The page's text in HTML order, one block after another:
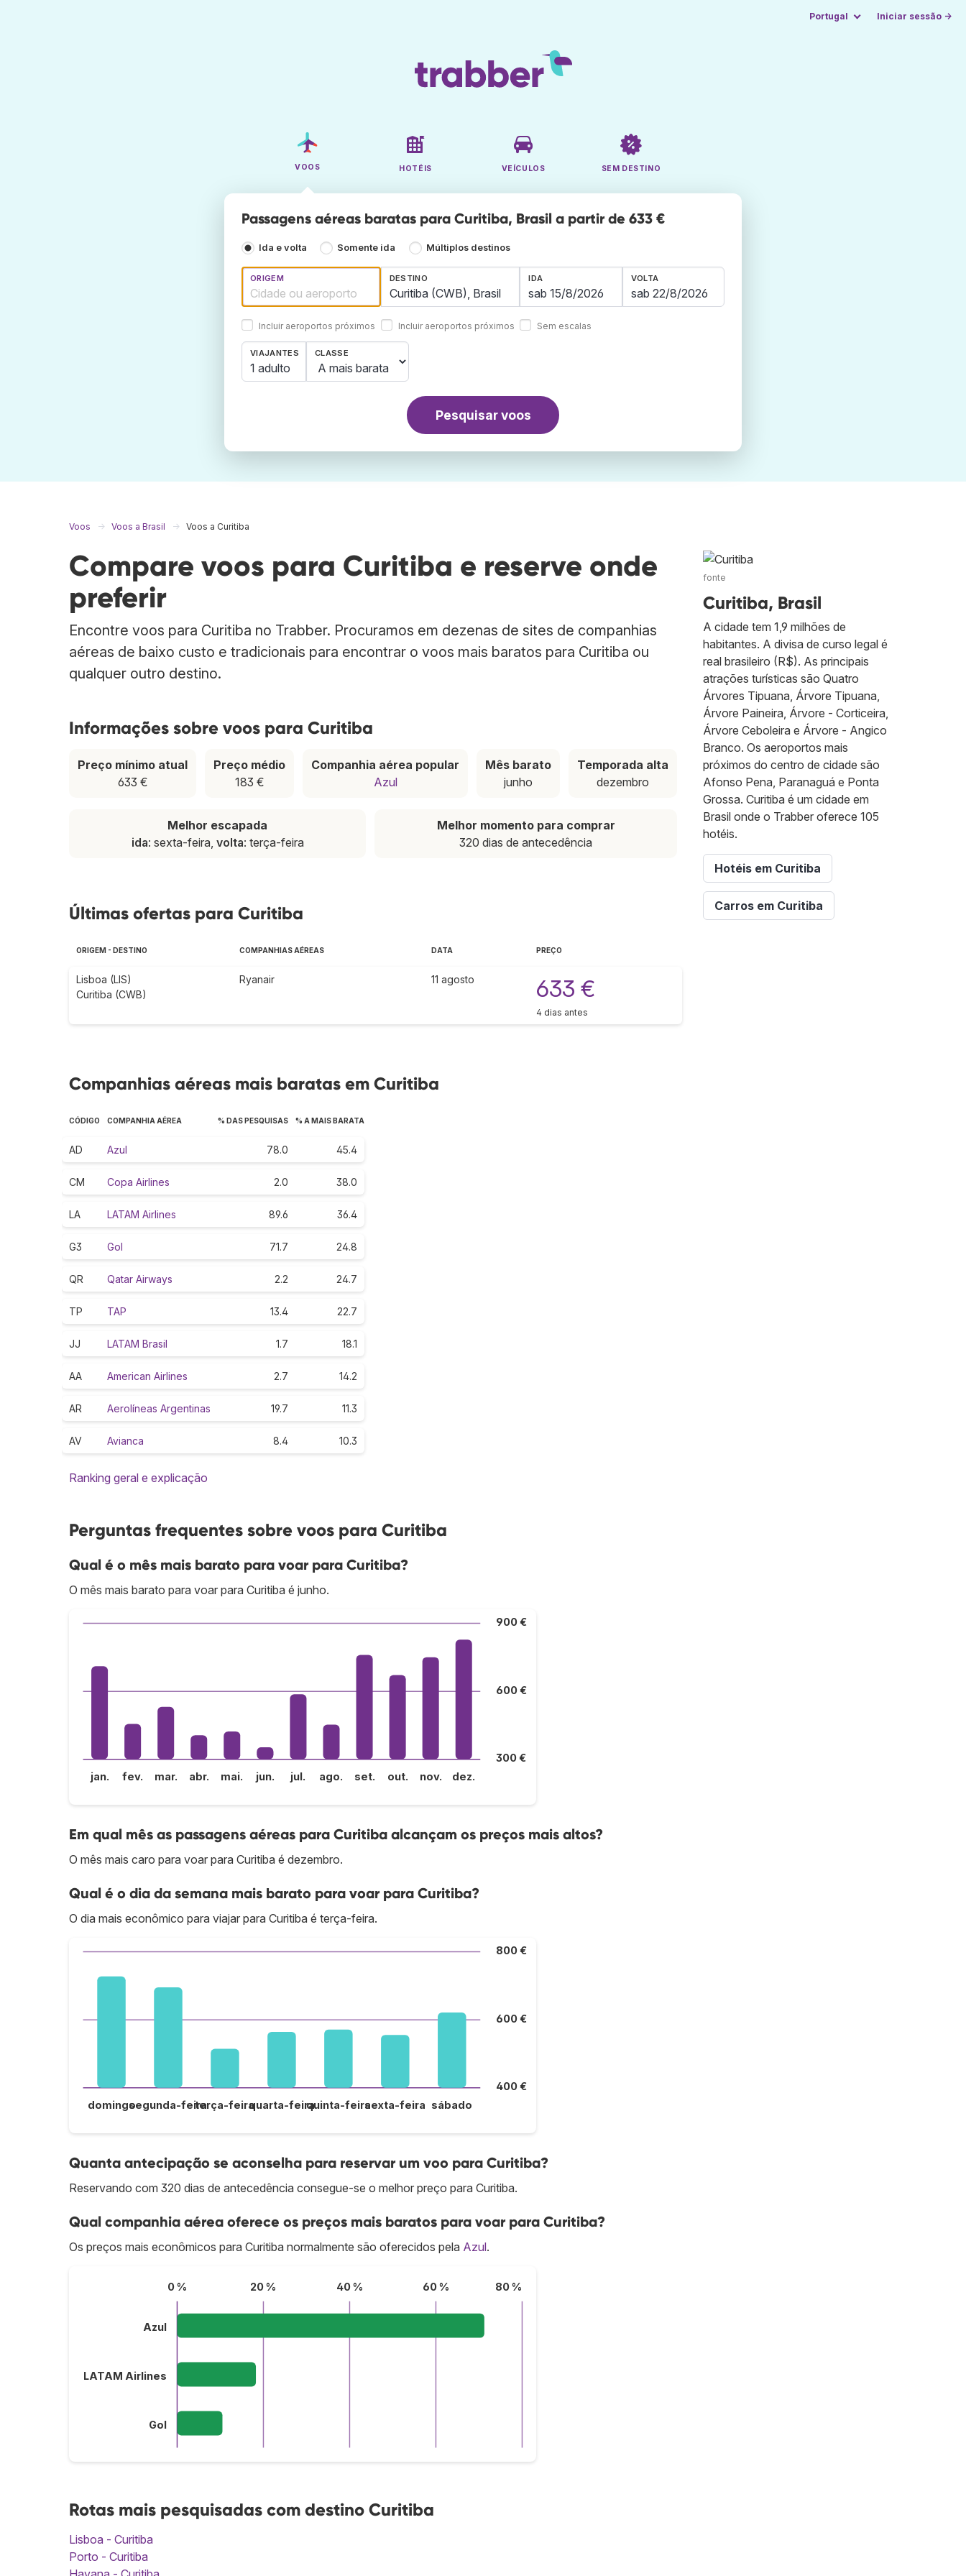
Portugal Iniciar sessão →
VOOS HOTÉIS VEÍCULOS SEM DESTINO
Passagens aéreas baratas para Curitiba, Brasil a partir de 633 €
Ida e volta Somente ida Múltiplos destinos
ORIGEM
Incluir aeroportos próximos
DESTINO
Incluir aeroportos próximos
IDA VOLTA
Sem escalas
VIAJANTES
1 adulto
CLASSE
Pesquisar voos
Voos Voos a Brasil Voos a Curitiba
Compare voos para Curitiba e reserve onde
preferir
Encontre voos para Curitiba no Trabber. Procuramos em dezenas de sites de companhias
aéreas de baixo custo e tradicionais para encontrar o voos mais baratos para Curitiba ou
qualquer outro destino.
Informações sobre voos para Curitiba
Preço mínimo atual
633 €
Preço médio
183 €
Companhia aérea popular
Azul
Mês barato
junho
Temporada alta
dezembro
Melhor escapada
ida: sexta-feira, volta: terça-feira
Melhor momento para comprar
320 dias de antecedência
Últimas ofertas para Curitiba
ORIGEM - DESTINO COMPANHIAS AÉREAS DATA PREÇO
Lisboa (LIS)
Curitiba (CWB)
Ryanair 11 agosto 633 €
4 dias antes
Companhias aéreas mais baratas em Curitiba
CÓDIGO COMPANHIA AÉREA % DAS PESQUISAS % A MAIS BARATA
AD Azul 78.0 45.4
CM Copa Airlines 2.0 38.0
LA LATAM Airlines 89.6 36.4
G3 Gol 71.7 24.8
QR Qatar Airways 2.2 24.7
TP TAP 13.4 22.7
JJ LATAM Brasil 1.7 18.1
AA American Airlines 2.7 14.2
AR Aerolíneas Argentinas 19.7 11.3
AV Avianca 8.4 10.3
Ranking geral e explicação
Perguntas frequentes sobre voos para Curitiba
Qual é o mês mais barato para voar para Curitiba?
O mês mais barato para voar para Curitiba é junho.
300 €
600 €
900 €
jan. fev. mar. abr. mai. jun. jul. ago. set. out. nov. dez.
Em qual mês as passagens aéreas para Curitiba alcançam os preços mais altos?
O mês mais caro para voar para Curitiba é dezembro.
Qual é o dia da semana mais barato para voar para Curitiba?
O dia mais econômico para viajar para Curitiba é terça-feira.
400 €
600 €
800 €
domingosegunda-feiraterça-feiraquarta-feiraquinta-feirasexta-feira sábado
Quanta antecipação se aconselha para reservar um voo para Curitiba?
Reservando com 320 dias de antecedência consegue-se o melhor preço para Curitiba.
Qual companhia aérea oferece os preços mais baratos para voar para Curitiba?
Os preços mais econômicos para Curitiba normalmente são oferecidos pela Azul.
0 % 20 % 40 % 60 % 80 %
Azul
LATAM Airlines
Gol
Rotas mais pesquisadas com destino Curitiba
Lisboa - Curitiba
Porto - Curitiba
fonte
Curitiba, Brasil
A cidade tem 1,9 milhões de
habitantes. A divisa de curso legal é
real brasileiro (R$). As principais
atrações turísticas são Quatro
Árvores Tipuana, Árvore Tipuana,
Árvore Paineira, Árvore - Corticeira,
Árvore Ceboleira e Árvore - Angico
Branco. Os aeroportos mais
próximos do centro de cidade são
Afonso Pena, Paranaguá e Ponta
Grossa. Curitiba é um cidade em
Brasil onde o Trabber oferece 105
hotéis.
Hotéis em Curitiba
Carros em Curitiba